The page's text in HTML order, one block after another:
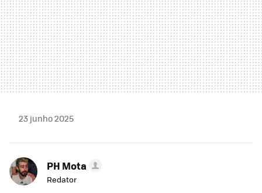
23 junho 2025
PH Mota
Redator